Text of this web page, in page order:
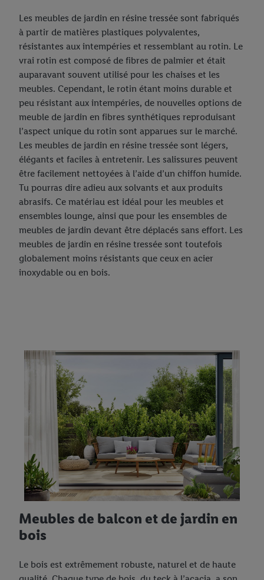
Les meubles de jardin en résine tressée sont fabriqués
à partir de matières plastiques polyvalentes,
résistantes aux intempéries et ressemblant au rotin. Le
vrai rotin est composé de fibres de palmier et était
auparavant souvent utilisé pour les chaises et les
meubles. Cependant, le rotin étant moins durable et
peu résistant aux intempéries, de nouvelles options de
meuble de jardin en fibres synthétiques reproduisant
l’aspect unique du rotin sont apparues sur le marché.
Les meubles de jardin en résine tressée sont légers,
élégants et faciles à entretenir. Les salissures peuvent
être facilement nettoyées à l’aide d’un chiffon humide.
Tu pourras dire adieu aux solvants et aux produits
abrasifs. Ce matériau est idéal pour les meubles et
ensembles lounge, ainsi que pour les ensembles de
meubles de jardin devant être déplacés sans effort. Les
meubles de jardin en résine tressée sont toutefois
globalement moins résistants que ceux en acier
inoxydable ou en bois.
Meubles de balcon et de jardin en
bois
Le bois est extrêmement robuste, naturel et de haute